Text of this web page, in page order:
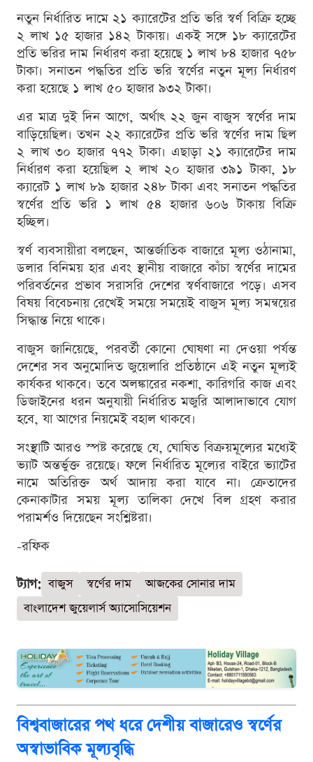
নতুন নির্ধারিত দামে ২১ ক্যারেটের প্রতি ভরি স্বর্ণ বিক্রি হচ্ছে
২ লাখ ১৫ হাজার ১৪২ টাকায়। একই সঙ্গে ১৮ ক্যারেটের
প্রতি ভরির দাম নির্ধারণ করা হয়েছে ১ লাখ ৮৪ হাজার ৭৫৮
টাকা। সনাতন পদ্ধতির প্রতি ভরি স্বর্ণের নতুন মূল্য নির্ধারণ
করা হয়েছে ১ লাখ ৫০ হাজার ৯৩২ টাকা।
এর মাত্র দুই দিন আগে, অর্থাৎ ২২ জুন বাজুস স্বর্ণের দাম
বাড়িয়েছিল। তখন ২২ ক্যারেটের প্রতি ভরি স্বর্ণের দাম ছিল
২ লাখ ৩০ হাজার ৭৭২ টাকা। এছাড়া ২১ ক্যারেটের দাম
নির্ধারণ করা হয়েছিল ২ লাখ ২০ হাজার ৩৯১ টাকা, ১৮
ক্যারেট ১ লাখ ৮৯ হাজার ২৪৮ টাকা এবং সনাতন পদ্ধতির
স্বর্ণের প্রতি ভরি ১ লাখ ৫৪ হাজার ৬০৬ টাকায় বিক্রি
হচ্ছিল।
স্বর্ণ ব্যবসায়ীরা বলছেন, আন্তর্জাতিক বাজারে মূল্য ওঠানামা,
ডলার বিনিময় হার এবং স্থানীয় বাজারে কাঁচা স্বর্ণের দামের
পরিবর্তনের প্রভাব সরাসরি দেশের স্বর্ণবাজারে পড়ে। এসব
বিষয় বিবেচনায় রেখেই সময়ে সময়েই বাজুস মূল্য সমন্বয়ের
সিদ্ধান্ত নিয়ে থাকে।
বাজুস জানিয়েছে, পরবর্তী কোনো ঘোষণা না দেওয়া পর্যন্ত
দেশের সব অনুমোদিত জুয়েলারি প্রতিষ্ঠানে এই নতুন মূল্যই
কার্যকর থাকবে। তবে অলঙ্কারের নকশা, কারিগরি কাজ এবং
ডিজাইনের ধরন অনুযায়ী নির্ধারিত মজুরি আলাদাভাবে যোগ
হবে, যা আগের নিয়মেই বহাল থাকবে।
সংস্থাটি আরও স্পষ্ট করেছে যে, ঘোষিত বিক্রয়মূল্যের মধ্যেই
ভ্যাট অন্তর্ভুক্ত রয়েছে। ফলে নির্ধারিত মূল্যের বাইরে ভ্যাটের
নামে অতিরিক্ত অর্থ আদায় করা যাবে না। ক্রেতাদের
কেনাকাটার সময় মূল্য তালিকা দেখে বিল গ্রহণ করার
পরামর্শও দিয়েছেন সংশ্লিষ্টরা।
-রফিক
ট্যাগ: বাজুস স্বর্ণের দাম
আজকের সোনার দাম
বাংলাদেশ জুয়েলার্স অ্যাসোসিয়েশন
বিশ্ববাজারের পথ ধরে দেশীয় বাজারেও স্বর্ণের
অস্বাভাবিক মূল্যবৃদ্ধি